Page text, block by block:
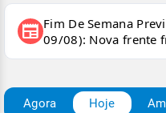
newspaper Fim De Semana
09/08): Nova frente
para áreas do país
Agora Hoje